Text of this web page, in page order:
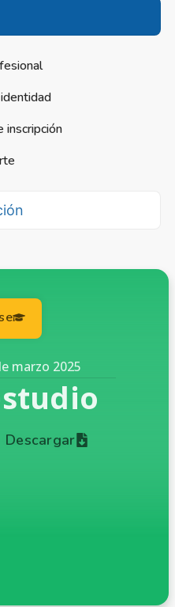
inscripción
marzo 2025
Descargar